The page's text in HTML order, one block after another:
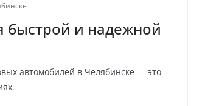
быстрой и надежной
автомобилей в Челябинске — это